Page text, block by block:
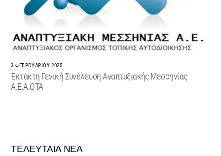
3 ΦΕΒΡΟΥΑΡΊΟΥ 2025
Έκτακτη Γενική Συνέλευση Αναπτυξιακής Μεσσηνίας
Α.Ε.Α.ΟΤΑ
ΤΕΛΕΥΤΑΙΑ ΝΕΑ